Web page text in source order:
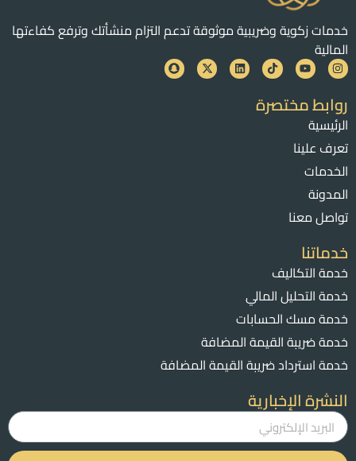
خدمات زكوية وضريبية موثوقة تدعم التزام منشأتك وترفع كفاءتها
المالية
روابط مختصرة
الرئيسية
تعرف علينا
الخدمات
المدونة
تواصل معنا
خدماتنا
خدمة التكاليف
خدمة التحليل المالي
خدمة مسك الحسابات
خدمة ضريبة القيمة المضافة
خدمة استرداد ضريبة القيمة المضافة
النشرة الإخبارية